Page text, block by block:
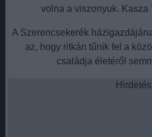
volna a viszonyuk. Kasza
A Szerencsekerék
az, hogy ritkán tűnik fel a
családja életéről
Hirdetés